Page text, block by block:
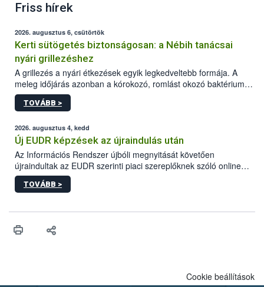
Friss hírek
2026. augusztus 6, csütörtök
Kerti sütögetés biztonságosan: a Nébih tanácsai
nyári grillezéshez
A grillezés a nyári étkezések egyik legkedveltebb formája. A
meleg időjárás azonban a kórokozó, romlást okozó baktériumok
gyorsabb szaporodásának is kedvez. A szabadtéri sütögetés
ezért nem csupán a megfelelő sütési technikáról szól: legalább
higiéniai szabályok betartása, a megfelelő hőkezelés, valamint a
maradékok szakszerű tárolása. A Nemzeti Élelmiszerlánc-
biztonsági Hivatal (Nébih) Oktatási Programja összegyűjtötte a
biztonságos grillezés legfontosabb tudnivalóit.
TOVÁBB >
2026. augusztus 4, kedd
Új EUDR képzések az újraindulás után
Az Információs Rendszer újbóli megnyitását követően
újraindultak az EUDR szerinti piaci szereplőknek szóló online
képzések.
TOVÁBB >
Cookie beállítások